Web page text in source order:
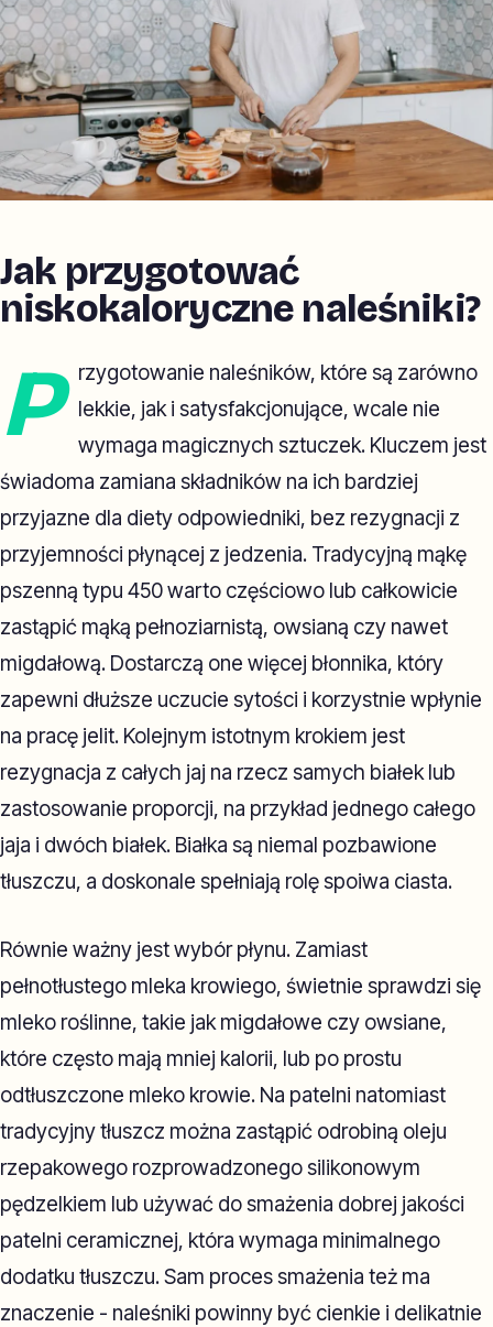
Jak przygotować
niskokaloryczne naleśniki?
P
rzygotowanie naleśników, które są zarówno
lekkie, jak i satysfakcjonujące, wcale nie
wymaga magicznych sztuczek. Kluczem jest
świadoma zamiana składników na ich bardziej
przyjazne dla diety odpowiedniki, bez rezygnacji z
przyjemności płynącej z jedzenia. Tradycyjną mąkę
pszenną typu 450 warto częściowo lub całkowicie
zastąpić mąką pełnoziarnistą, owsianą czy nawet
migdałową. Dostarczą one więcej błonnika, który
zapewni dłuższe uczucie sytości i korzystnie wpłynie
na pracę jelit. Kolejnym istotnym krokiem jest
rezygnacja z całych jaj na rzecz samych białek lub
zastosowanie proporcji, na przykład jednego całego
jaja i dwóch białek. Białka są niemal pozbawione
tłuszczu, a doskonale spełniają rolę spoiwa ciasta.
Równie ważny jest wybór płynu. Zamiast
pełnotłustego mleka krowiego, świetnie sprawdzi się
mleko roślinne, takie jak migdałowe czy owsiane,
które często mają mniej kalorii, lub po prostu
odtłuszczone mleko krowie. Na patelni natomiast
tradycyjny tłuszcz można zastąpić odrobiną oleju
rzepakowego rozprowadzonego silikonowym
pędzelkiem lub używać do smażenia dobrej jakości
patelni ceramicznej, która wymaga minimalnego
dodatku tłuszczu. Sam proces smażenia też ma
znaczenie - naleśniki powinny być cienkie i delikatnie